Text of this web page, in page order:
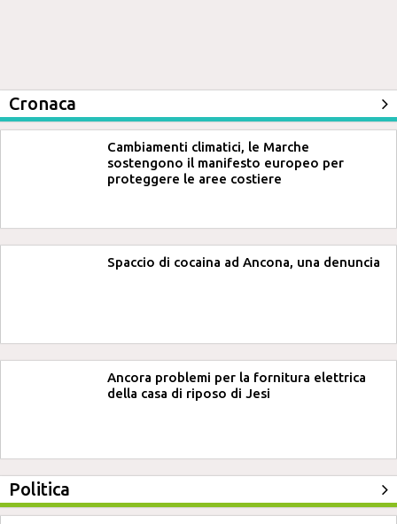
Cronaca
Cambiamenti climatici, le Marche
sostengono il manifesto europeo per
proteggere le aree costiere
Spaccio di cocaina ad Ancona, una denuncia
Ancora problemi per la fornitura elettrica
della casa di riposo di Jesi
Politica